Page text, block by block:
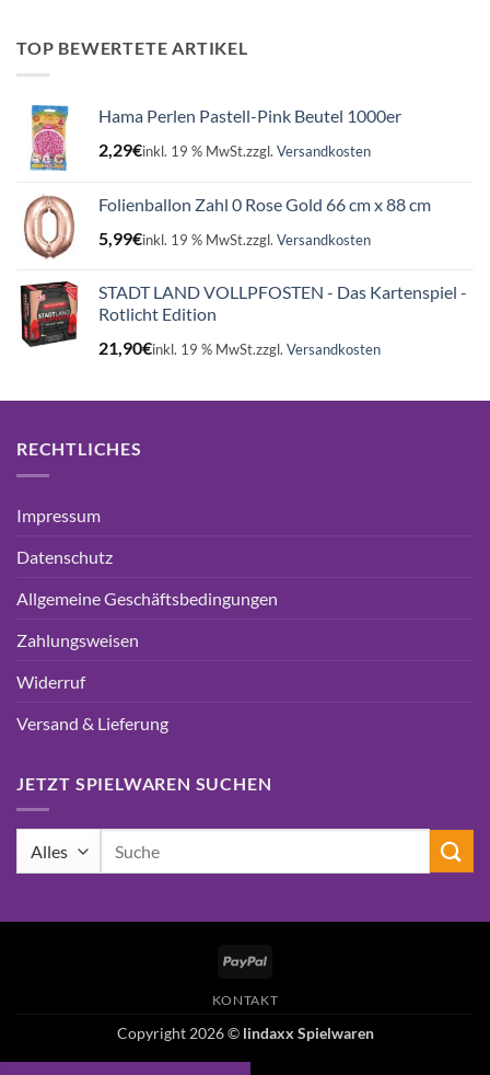
16,99€15,75€.
TOP BEWERTETE ARTIKEL
Hama Perlen Pastell-Pink Beutel 1000er
2,29€inkl. 19 % MwSt.zzgl. Versandkosten
Folienballon Zahl 0 Rose Gold 66 cm x 88 cm
5,99€inkl. 19 % MwSt.zzgl. Versandkosten
STADT LAND VOLLPFOSTEN - Das Kartenspiel -
Rotlicht Edition
21,90€inkl. 19 % MwSt.zzgl. Versandkosten
RECHTLICHES
Impressum
Datenschutz
Allgemeine Geschäftsbedingungen
Zahlungsweisen
Widerruf
Versand & Lieferung
JETZT SPIELWAREN SUCHEN
PayPal
KONTAKT
Copyright 2026 © lindaxx Spielwaren